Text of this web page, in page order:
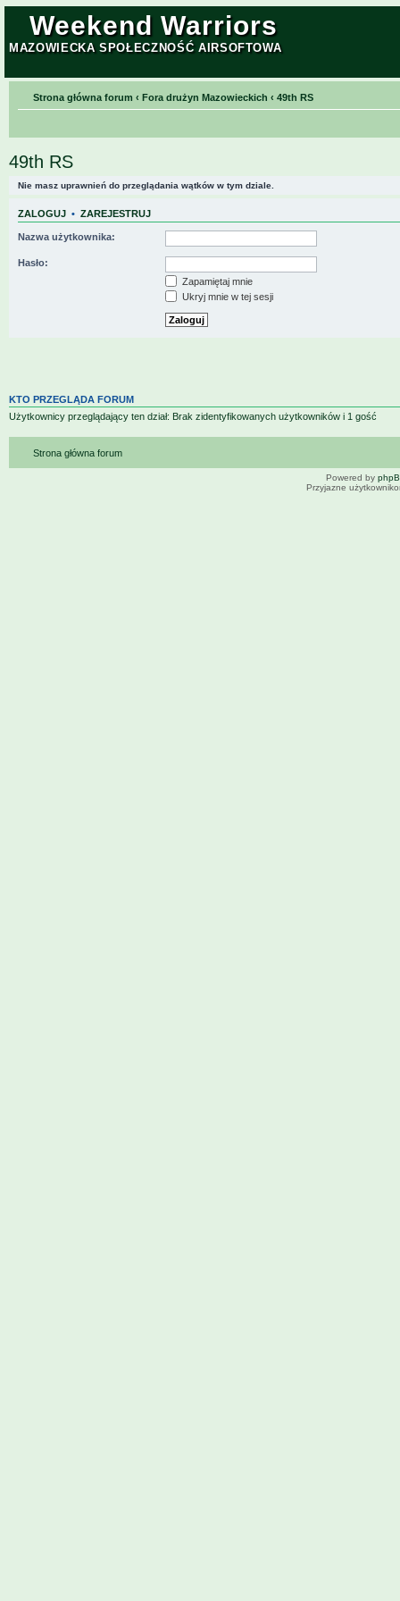
Weekend Warriors
MAZOWIECKA SPOŁECZNOŚĆ AIRSOFTOWA
Strona główna forum ‹ Fora drużyn Mazowieckich ‹ 49th RS
49th RS
Nie masz uprawnień do przeglądania wątków w tym dziale.
ZALOGUJ • ZAREJESTRUJ
Nazwa użytkownika:
Hasło:
Zapamiętaj mnie
Ukryj mnie w tej sesji
KTO PRZEGLĄDA FORUM
Użytkownicy przeglądający ten dział: Brak zidentyfikowanych użytkowników i 1 gość
Strona główna forum
Powered by
Przyjazne